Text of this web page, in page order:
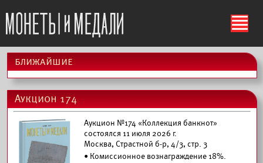
ś
ближайшие
Аукцион 174
Аукцион №174 «Коллекция банкнот»
состоялся 11 июля 2026 г.
Москва, Страстной б-р, 4/3, стр. 3
• Комиссионное вознаграждение 18%.